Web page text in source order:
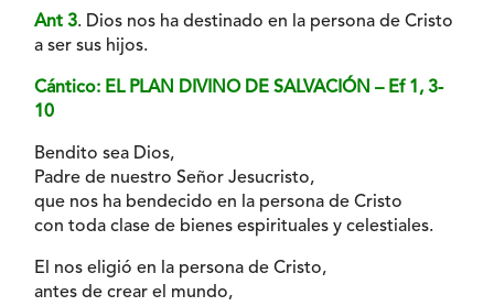
Ant 3. Dios nos ha destinado en la persona de Cristo
a ser sus hijos.
Cántico: EL PLAN DIVINO DE SALVACIÓN – Ef 1, 3-
10
Bendito sea Dios,
Padre de nuestro Señor Jesucristo,
que nos ha bendecido en la persona de Cristo
con toda clase de bienes espirituales y celestiales.
El nos eligió en la persona de Cristo,
antes de crear el mundo,